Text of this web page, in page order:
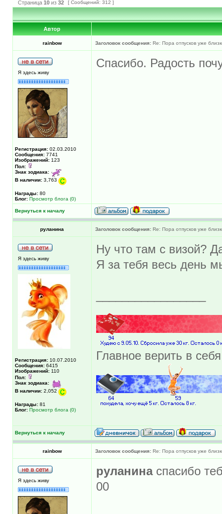
Страница 10 из 32 [ Сообщений: 312 ]
Автор
rainbow Заголовок сообщения: Re: Пора отпусков уже
Я здесь живу
Регистрация: 02.03.2010
Сообщения: 7741
Изображений: 123
Пол:
Знак зодиака:
В наличии: 3,763
Награды: 80
Блог: Просмотр блога (0)
Спасибо. Радость
Вернуться к началу
руланина Заголовок сообщения: Re: Пора отпусков уже
Я здесь живу
Регистрация: 10.07.2010
Сообщения: 6415
Изображений: 110
Пол:
Знак зодиака:
В наличии: 2,052
Награды: 81
Блог: Просмотр блога (0)
Ну что там с визой?
Я за тебя весь день
Главное верить в
Вернуться к началу
rainbow Заголовок сообщения: Re: Пора отпусков уже
Я здесь живу
руланинаспасибо
00